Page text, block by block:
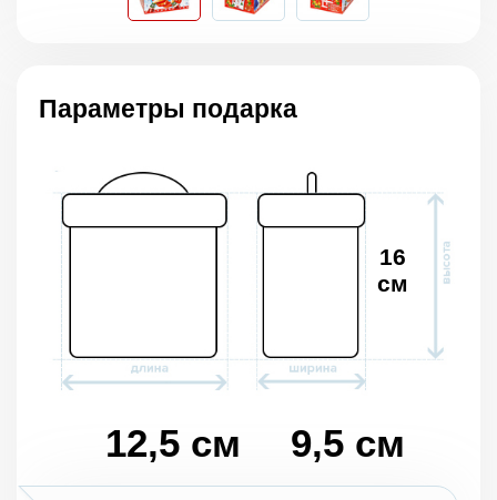
Параметры подарка
12,5 см 9,5 см
16
см